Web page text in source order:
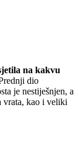
na kakvu
dio
je nestiješnjen, a
vrata, kao i veliki